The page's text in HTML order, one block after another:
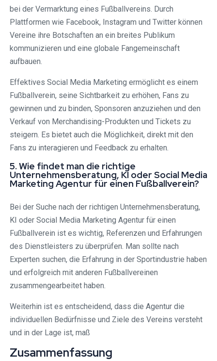
bei der Vermarktung eines Fußballvereins. Durch
Plattformen wie Facebook, Instagram und Twitter können
Vereine ihre Botschaften an ein breites Publikum
kommunizieren und eine globale Fangemeinschaft
aufbauen.
Effektives Social Media Marketing ermöglicht es einem
Fußballverein, seine Sichtbarkeit zu erhöhen, Fans zu
gewinnen und zu binden, Sponsoren anzuziehen und den
Verkauf von Merchandising-Produkten und Tickets zu
steigern. Es bietet auch die Möglichkeit, direkt mit den
Fans zu interagieren und Feedback zu erhalten.
5. Wie findet man die richtige
Unternehmensberatung, KI oder Social Media
Marketing Agentur für einen Fußballverein?
Bei der Suche nach der richtigen Unternehmensberatung,
KI oder Social Media Marketing Agentur für einen
Fußballverein ist es wichtig, Referenzen und Erfahrungen
des Dienstleisters zu überprüfen. Man sollte nach
Experten suchen, die Erfahrung in der Sportindustrie haben
und erfolgreich mit anderen Fußballvereinen
zusammengearbeitet haben.
Weiterhin ist es entscheidend, dass die Agentur die
individuellen Bedürfnisse und Ziele des Vereins versteht
und in der Lage ist, maß
Zusammenfassung